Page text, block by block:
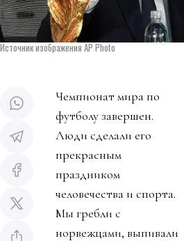
Источник изображения AP Photo
Чемпионат мира по
футболу завершен.
Люди сделали его
прекрасным
праздником
человечества и спорта.
Мы гребли с
норвежцами, выпивали